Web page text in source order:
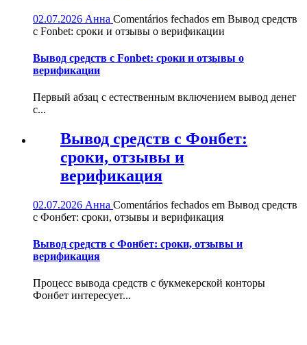
02.07.2026 Анна Comentários fechados em Вывод средств
с Fonbet: сроки и отзывы о верификации
Вывод средств с Fonbet: сроки и отзывы о
верификации
Первый абзац с естественным включением вывод денег
с...
Вывод средств с Фонбет:
сроки, отзывы и
верификация
02.07.2026 Анна Comentários fechados em Вывод средств
с Фонбет: сроки, отзывы и верификация
Вывод средств с Фонбет: сроки, отзывы и
верификация
Процесс вывода средств с букмекерской конторы
Фонбет интересует...